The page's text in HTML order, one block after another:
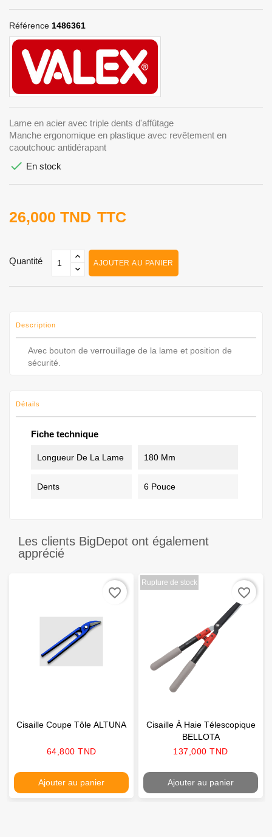
Référence 1486361
Lame en acier avec triple dents d'affûtage
Manche ergonomique en plastique avec revêtement en
caoutchouc antidérapant
 En stock
26,000 TND TTC
Quantité AJOUTER AU PANIER
Description
Avec bouton de verrouillage de la lame et position de
sécurité.
Détails
Fiche technique
Longueur De La Lame 180 Mm
Dents 6 Pouce
Les clients BigDepot ont également
apprécié
Cisaille Coupe Tôle ALTUNA
Prix
64,800 TND
Ajouter au panier
favorite_border
Rupture de stock
Cisaille À Haie Télescopique
BELLOTA
Prix
137,000 TND
Ajouter au panier
favorite_border